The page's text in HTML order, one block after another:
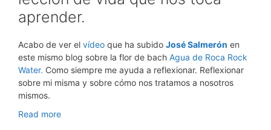
aprender.
Acabo de ver el vídeo que ha subido José Salmerón en
este mismo blog sobre la flor de bach Agua de Roca Rock
Water. Como siempre me ayuda a reflexionar. Reflexionar
sobre mi misma y sobre cómo nos tratamos a nosotros
mismos.
Read moreRespetarse